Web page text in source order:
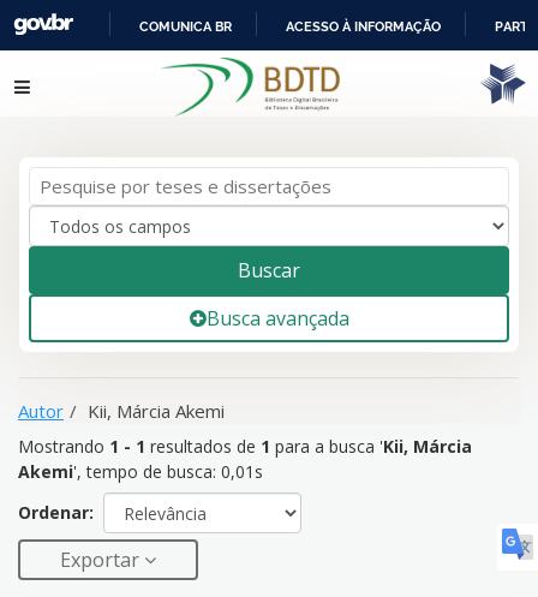
IR
PARA
COMUNICA BR ACESSO À INFORMAÇÃO
resultados de 1para a busca '
Akemi
Pular para o conteúdo
Buscar
Busca avançada
Autor Kii, Márcia Akemi
Mostrando 1 - 1 resultados de 1 para a busca 'Kii, Márcia
Akemi', tempo de busca: 0,01s
Ordenar:
Exportar